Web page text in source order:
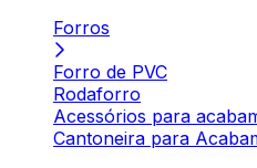
Forros
Forro de PVC
Rodaforro
Acessórios para
Cantoneira para